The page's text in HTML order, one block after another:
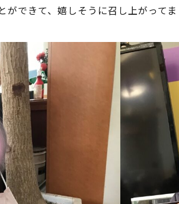
ができて、嬉しそうに召し上がって